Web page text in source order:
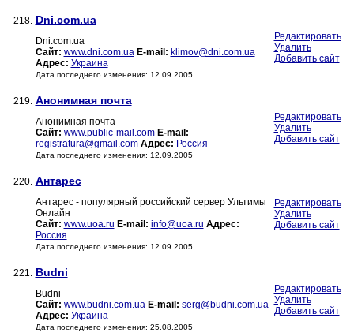
218. Dni.com.ua
Dni.com.ua
Сайт: www.dni.com.ua E-mail: klimov@dni.com.ua
Адрес: Украина
Дата последнего изменения: 12.09.2005
Редактировать
Удалить
Добавить сайт
219. Анонимная почта
Анонимная почта
Сайт: www.public-mail.com E-mail:
registratura@gmail.com Адрес: Россия
Дата последнего изменения: 12.09.2005
Редактировать
Удалить
Добавить сайт
220. Антарес
Антарес - популярный российский сервер Ультимы
Онлайн
Сайт: www.uoa.ru E-mail: info@uoa.ru Адрес:
Россия
Дата последнего изменения: 12.09.2005
Редактировать
Удалить
Добавить сайт
221. Budni
Budni
Сайт: www.budni.com.ua E-mail: serg@budni.com.ua
Адрес: Украина
Дата последнего изменения: 25.08.2005
Редактировать
Удалить
Добавить сайт